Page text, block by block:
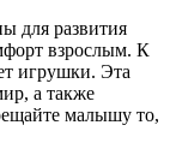
для развития
взрослым. К
игрушки. Эта
а также
малышу то,